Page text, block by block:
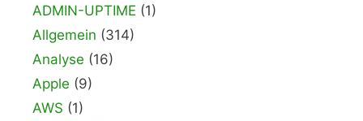
ADMIN-UPTIME (1)
Allgemein (314)
Analyse (16)
Apple (9)
AWS (1)